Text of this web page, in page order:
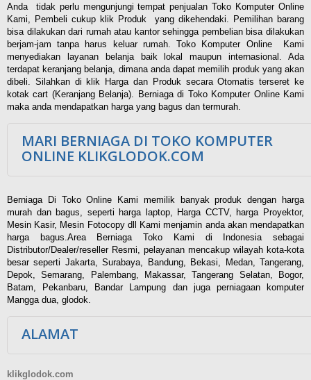
Anda tidak perlu mengunjungi tempat penjualan Toko Komputer Online
Kami, Pembeli cukup klik Produk yang dikehendaki. Pemilihan barang
bisa dilakukan dari rumah atau kantor sehingga pembelian bisa dilakukan
berjam-jam tanpa harus keluar rumah. Toko Komputer Online Kami
menyediakan layanan belanja baik lokal maupun internasional. Ada
terdapat keranjang belanja, dimana anda dapat memilih produk yang akan
dibeli. Silahkan di klik Harga dan Produk secara Otomatis terseret ke
kotak cart (Keranjang Belanja). Berniaga di Toko Komputer Online Kami
maka anda mendapatkan harga yang bagus dan termurah.
MARI BERNIAGA DI TOKO KOMPUTER
ONLINE KLIKGLODOK.COM
Berniaga Di Toko Online Kami memilik banyak produk dengan harga
murah dan bagus, seperti harga laptop, Harga CCTV, harga Proyektor,
Mesin Kasir, Mesin Fotocopy dll Kami menjamin anda akan mendapatkan
harga bagus.Area Berniaga Toko Kami di Indonesia sebagai
Distributor/Dealer/reseller Resmi, pelayanan mencakup wilayah kota-kota
besar seperti Jakarta, Surabaya, Bandung, Bekasi, Medan, Tangerang,
Depok, Semarang, Palembang, Makassar, Tangerang Selatan, Bogor,
Batam, Pekanbaru, Bandar Lampung dan juga perniagaan komputer
Mangga dua, glodok.
ALAMAT
klikglodok.com